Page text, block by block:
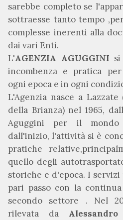
sarebbe completo se
sottraesse tanto tempo
complesse inerenti alla
dai vari Enti.
L'AGENZIA AGUGGINI
incombenza e pratica
ogni epoca e in ogni
L'Agenzia nasce a
della Brianza) nel 1965,
Aguggini per il mondo
dall'inizio, l'attività si è
pratiche
quello degli
storiche e d'epoca. I
pari passo con la
secondo settore . Nel
rilevata da